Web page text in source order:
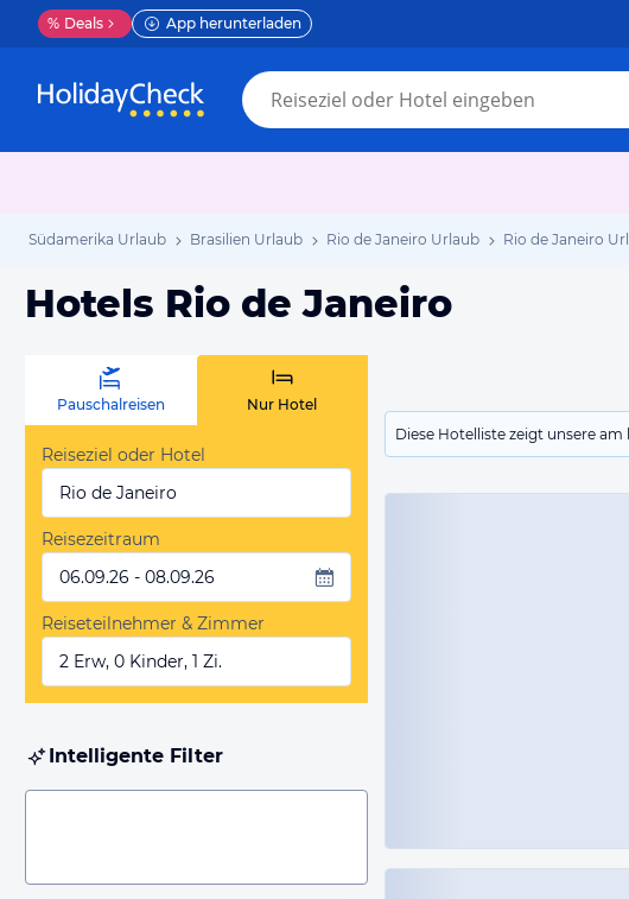
% Deals App herunterladen
Südamerika Urlaub Brasilien Urlaub Rio de Janeiro Urlaub Rio de Janeiro
Hotels Rio de Janeiro
Diese Hotelliste zeigt unsere
Pauschalreisen Nur Hotel
Reiseziel oder Hotel
Rio de Janeiro
Reisezeitraum
06.09.26 - 08.09.26
Reiseteilnehmer & Zimmer
2 Erw, 0 Kinder, 1 Zi.
Intelligente Filter